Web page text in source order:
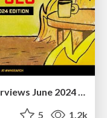
The Impact of AI in SEO - AI Overviews June 2024 Edition
5 1.2k